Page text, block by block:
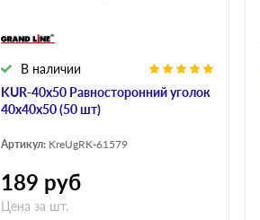
KUR-40х50 Равносторонний уголок
40х40х50 (50 шт)
В наличии
Артикул: KreUgRK-61579
189 руб
Цена за шт.